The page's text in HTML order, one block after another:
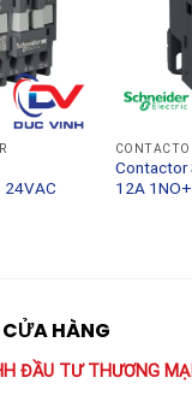
24VAC
Contactor
12A
HÀNG
ĐẦU TƯ THƯƠNG